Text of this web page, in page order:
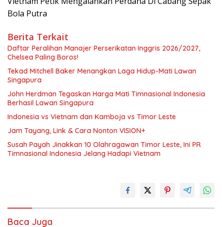
Bola Putra
Berita Terkait
Daftar Peralihan Manajer Perserikatan Inggris 2026/2027,
Chelsea Paling Boros!
Tekad Mitchell Baker Menangkan Laga Hidup-Mati Lawan
Singapura
John Herdman Tegaskan Harga Mati Timnasional Indonesia
Berhasil Lawan Singapura
Indonesia vs Vietnam dan Kamboja vs Timor Leste
Jam Tayang, Link & Cara Nonton VISION+
Susah Payah Jinakkan 10 Olahragawan Timor Leste, Ini PR
Timnasional Indonesia Jelang Hadapi Vietnam
Baca Juga